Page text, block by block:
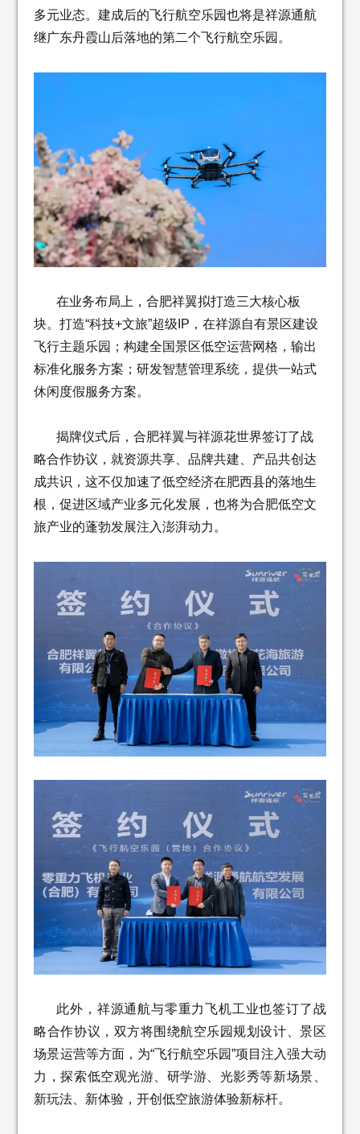
多元业态。建成后的飞行航空乐园也将是祥源通航
继广东丹霞山后落地的第二个飞行航空乐园。
在业务布局上，合肥祥翼拟打造三大核心板
块。打造“科技+文旅”超级IP，在祥源自有景区建设
飞行主题乐园；构建全国景区低空运营网格，输出
标准化服务方案；研发智慧管理系统，提供一站式
休闲度假服务方案。
揭牌仪式后，合肥祥翼与祥源花世界签订了战
略合作协议，就资源共享、品牌共建、产品共创达
成共识，这不仅加速了低空经济在肥西县的落地生
根，促进区域产业多元化发展，也将为合肥低空文
旅产业的蓬勃发展注入澎湃动力。
此外，祥源通航与零重力飞机工业也签订了战
略合作协议，双方将围绕航空乐园规划设计、景区
场景运营等方面，为“飞行航空乐园”项目注入强大动
力，探索低空观光游、研学游、光影秀等新场景、
新玩法、新体验，开创低空旅游体验新标杆。